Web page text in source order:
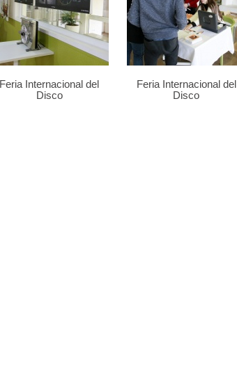
Feria Internacional del
Disco
Feria Internacional del
Disco